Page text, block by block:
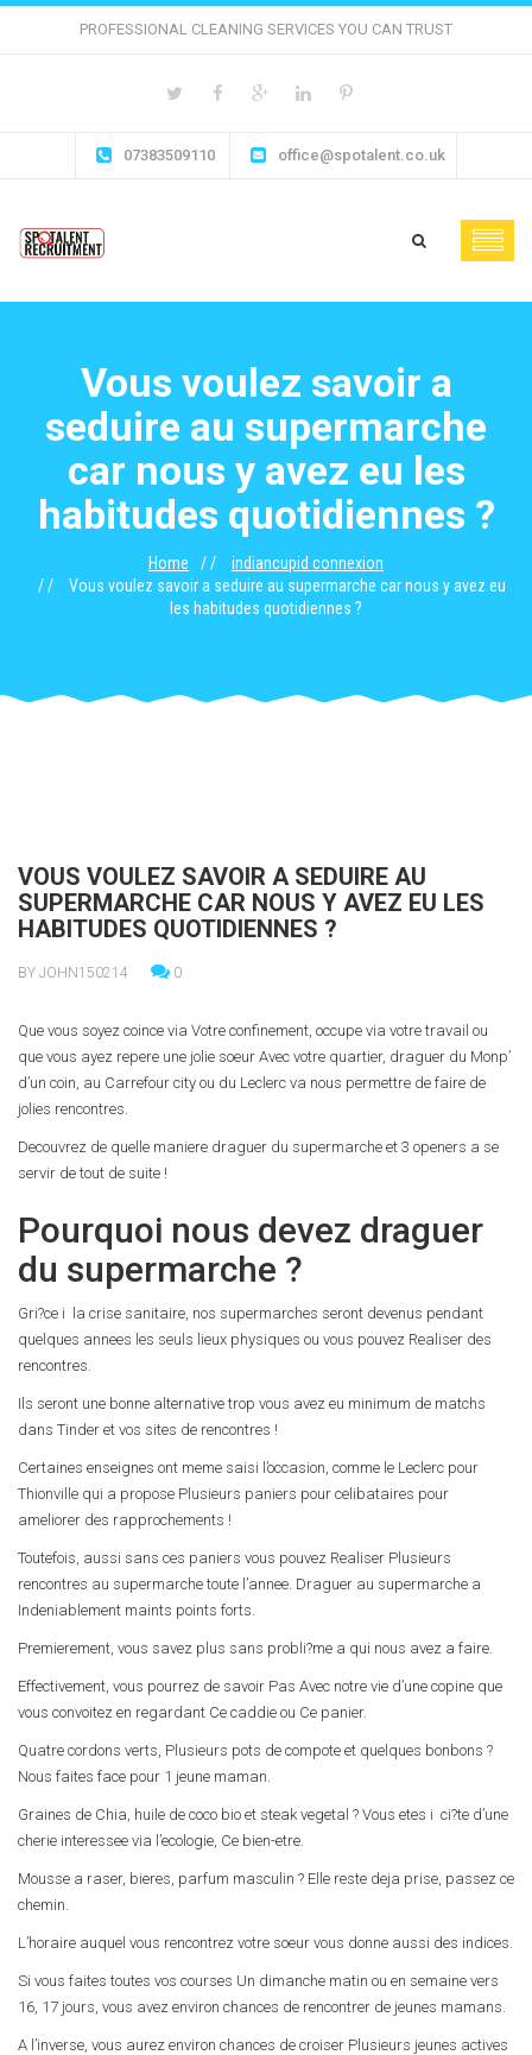
PROFESSIONAL CLEANING SERVICES YOU CAN TRUST
07383509110 office@spotalent.co.uk
Vous voulez savoir a
seduire au supermarche
car nous y avez eu les
habitudes quotidiennes ?
Home
indiancupid connexion
Vous voulez savoir a seduire au supermarche car nous y avez eu
les habitudes quotidiennes ?
VOUS VOULEZ SAVOIR A SEDUIRE AU
SUPERMARCHE CAR NOUS Y AVEZ EU LES
HABITUDES QUOTIDIENNES ?
BY JOHN150214 0
Que vous soyez coince via Votre confinement, occupe via votre travail ou
que vous ayez repere une jolie soeur Avec votre quartier, draguer du Monp’
d’un coin, au Carrefour city ou du Leclerc va nous permettre de faire de
jolies rencontres.
Decouvrez de quelle maniere draguer du supermarche et 3 openers a se
servir de tout de suite !
Pourquoi nous devez draguer
du supermarche ?
Gri?ce i la crise sanitaire, nos supermarches seront devenus pendant
quelques annees les seuls lieux physiques ou vous pouvez Realiser des
rencontres.
Ils seront une bonne alternative trop vous avez eu minimum de matchs
dans Tinder et vos sites de rencontres !
Certaines enseignes ont meme saisi l’occasion, comme le Leclerc pour
Thionville qui a propose Plusieurs paniers pour celibataires pour
ameliorer des rapprochements !
Toutefois, aussi sans ces paniers vous pouvez Realiser Plusieurs
rencontres au supermarche toute l’annee. Draguer au supermarche a
Indeniablement maints points forts.
Premierement, vous savez plus sans probli?me a qui nous avez a faire.
Effectivement, vous pourrez de savoir Pas Avec notre vie d’une copine que
vous convoitez en regardant Ce caddie ou Ce panier.
Quatre cordons verts, Plusieurs pots de compote et quelques bonbons ?
Nous faites face pour 1 jeune maman.
Graines de Chia, huile de coco bio et steak vegetal ? Vous etes i ci?te d’une
cherie interessee via l’ecologie, Ce bien-etre.
Mousse a raser, bieres, parfum masculin ? Elle reste deja prise, passez ce
chemin.
L’horaire auquel vous rencontrez votre soeur vous donne aussi des indices.
Si vous faites toutes vos courses Un dimanche matin ou en semaine vers
16, 17 jours, vous avez environ chances de rencontrer de jeunes mamans.
A l’inverse, vous aurez environ chances de croiser Plusieurs jeunes actives